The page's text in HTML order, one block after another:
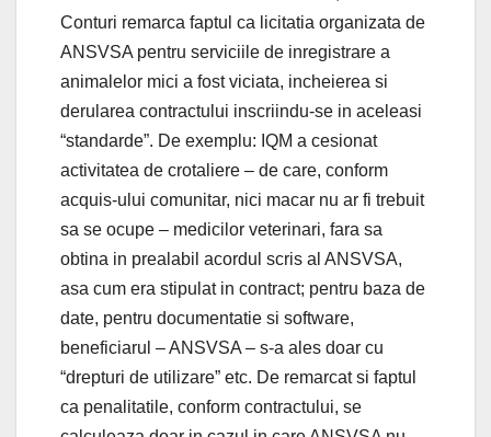
Conturi remarca faptul ca licitatia organizata de
ANSVSA pentru serviciile de inregistrare a
animalelor mici a fost viciata, incheierea si
derularea contractului inscriindu-se in aceleasi
“standarde”. De exemplu: IQM a cesionat
activitatea de crotaliere – de care, conform
acquis-ului comunitar, nici macar nu ar fi trebuit
sa se ocupe – medicilor veterinari, fara sa
obtina in prealabil acordul scris al ANSVSA,
asa cum era stipulat in contract; pentru baza de
date, pentru documentatie si software,
beneficiarul – ANSVSA – s-a ales doar cu
“drepturi de utilizare” etc. De remarcat si faptul
ca penalitatile, conform contractului, se